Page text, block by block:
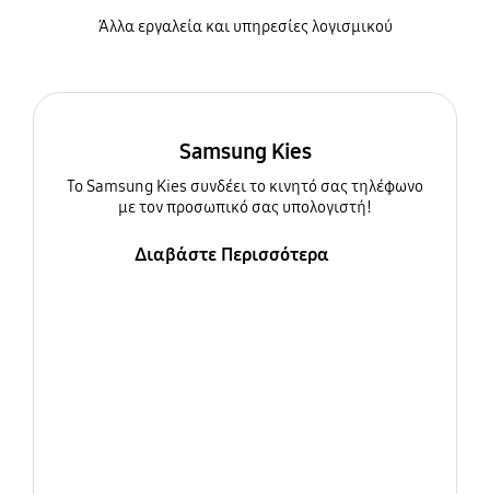
Άλλα εργαλεία και υπηρεσίες λογισμικού
Samsung Kies
To Samsung Kies συνδέει το κινητό σας τηλέφωνο
με τον προσωπικό σας υπολογιστή!
Διαβάστε Περισσότερα